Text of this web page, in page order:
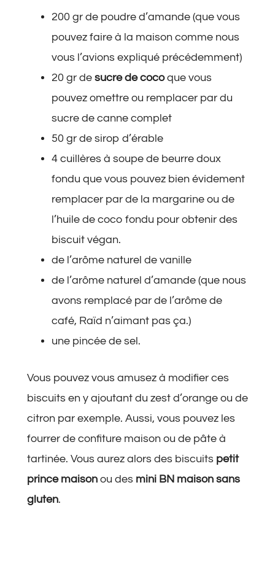
200 gr de poudre d’amande (que vous
pouvez faire à la maison comme nous
vous l’avions expliqué précédemment)
20 gr de sucre de cocoque vous
pouvez omettre ou remplacer par du
sucre de canne complet
50 gr de sirop d’érable
4 cuillères à soupe de beurre doux
fondu que vous pouvez bien évidement
remplacer par de la margarine ou de
l’huile de coco fondu pour obtenir des
biscuit végan.
de l’arôme naturel de vanille
de l’arôme naturel d’amande (que nous
avons remplacé par de l’arôme de
café, Raïd n’aimant pas ça.)
une pincée de sel.
Vous pouvez vous amusez à modifier ces
biscuits en y ajoutant du zest d’orange ou de
citron par exemple. Aussi, vous pouvez les
fourrer de confiture maison ou de pâte à
tartinée. Vous aurez alors des biscuits petit
prince maison ou des mini BN maison sans
gluten.